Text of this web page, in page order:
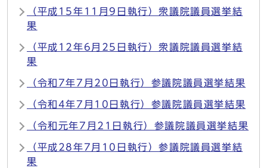
（平成15年11月9日執行）衆議院議員選挙結
果
（平成12年6月25日執行）衆議院議員選挙結
果
（令和7年7月20日執行）参議院議員選挙結果
（令和4年7月10日執行）参議院議員選挙結果
（令和元年7月21日執行）参議院議員選挙結果
（平成28年7月10日執行）参議院議員選挙結
果